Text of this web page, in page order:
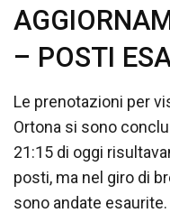
– POSTI
Le prenotazioni per
Ortona si sono
21:15 di oggi
posti, ma nel giro di
sono andate esaurite.